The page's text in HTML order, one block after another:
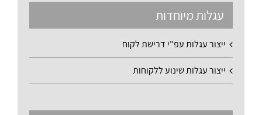
עגלות מיוחדות
ייצור עגלות עפ"י דרישת לקוח
ייצור עגלות שינוע ללקוחות